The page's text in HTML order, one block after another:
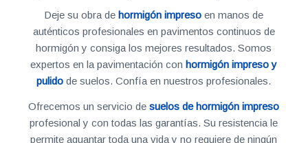
Deje su obra dehormigón impreso en manos de
auténticos profesionales en pavimentos continuos de
hormigón y consiga los mejores resultados. Somos
expertos en la pavimentación conhormigón impreso y
pulido de suelos. Confía en nuestros profesionales.
Ofrecemos un servicio desuelos de hormigón impreso
profesional y con todas las garantías. Su resistencia le
permite aguantar toda una vida y no requiere de ningún